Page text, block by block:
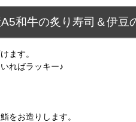
A5和牛の炙り寿司＆伊
ます。
ればラッキー♪
をお造りします。